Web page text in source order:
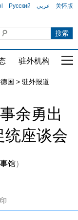
Русский عربي 关怀版
驻外机构 国
德国 > 驻外报道
余勇出
统座谈会
馆）